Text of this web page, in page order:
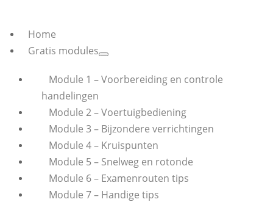
Home
Gratis modules
Module 1 – Voorbereiding en controle
handelingen
Module 2 – Voertuigbediening
Module 3 – Bijzondere verrichtingen
Module 4 – Kruispunten
Module 5 – Snelweg en rotonde
Module 6 – Examenrouten tips
Module 7 – Handige tips